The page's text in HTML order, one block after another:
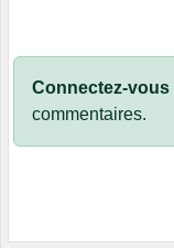
Connectez-vous
commentaires.